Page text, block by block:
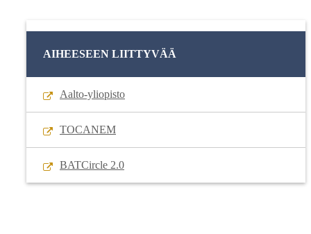
AIHEESEEN LIITTYVÄÄ
Aalto-yliopisto
TOCANEM
BATCircle 2.0